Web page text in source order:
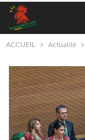
ACCUEIL Actualité